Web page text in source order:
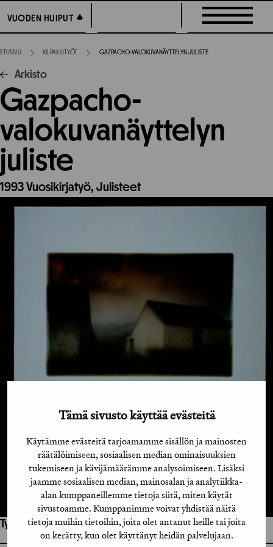
Tämä sivusto käyttää evästeitä
Käytämme evästeitä tarjoamamme sisällön ja mainosten
räätälöimiseen, sosiaalisen median ominaisuuksien
tukemiseen ja kävijämäärämme analysoimiseen. Lisäksi
jaamme sosiaalisen median, mainosalan ja analytiikka-
alan kumppaneillemme tietoja siitä, miten käytät
sivustoamme. Kumppanimme voivat yhdistää näitä
tietoja muihin tietoihin, joita olet antanut heille tai joita
on kerätty, kun olet käyttänyt heidän palvelujaan.
suoraan
sisältöön
VUODEN HUIPUT
VUODEN HUIPUT
ETUSIVU KILPAILUTYÖT GAZPACHO-VALOKUVANÄYTTELYN JULISTE
Arkisto
Gazpacho-
valokuvanäyttelyn
juliste
1993Vuosikirjatyö, Julisteet
Työhön osallistuneet henkilöt / tahot: